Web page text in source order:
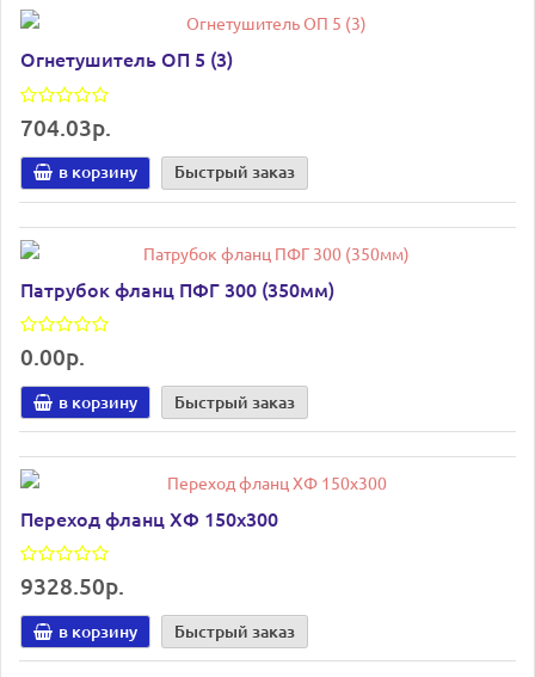
Огнетушитель ОП 5 (3)
704.03р.
в корзину Быстрый заказ
Патрубок фланц ПФГ 300 (350мм)
0.00р.
в корзину Быстрый заказ
Переход фланц ХФ 150х300
9328.50р.
в корзину Быстрый заказ